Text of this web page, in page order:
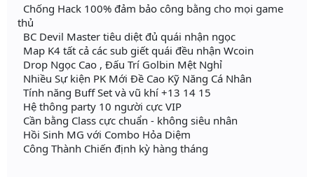
Chống Hack 100% đảm bảo công bằng cho mọi game
thủ
BC Devil Master tiêu diệt đủ quái nhận ngọc
Map K4 tất cả các sub giết quái đều nhận Wcoin
Drop Ngọc Cao , Đấu Trí Golbin Mệt Nghỉ
Nhiều Sự kiện PK Mới Đề Cao Kỹ Năng Cá Nhân
Tính năng Buff Set và vũ khí +13 14 15
Hệ thông party 10 người cực VIP
Cần bằng Class cực chuẩn - không siêu nhân
Hồi Sinh MG với Combo Hỏa Diệm
Công Thành Chiến định kỳ hàng tháng